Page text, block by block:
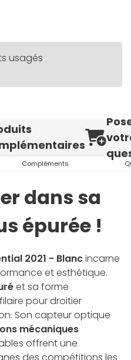
usagés
Compléments
dans sa
épurée !
2021 - Blancincarne
et esthétique.
et sa forme
pour droitier
Son capteur optique
mécaniques
offrent une